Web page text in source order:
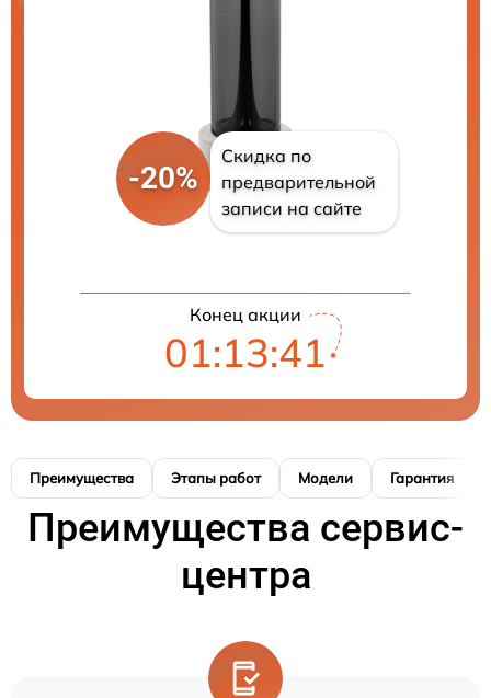
-20%
Скидка по
предварительной
записи на сайте
Конец акции
01:13:40
Преимущества Этапы работ Модели Гарантия
Преимущества сервис-
центра